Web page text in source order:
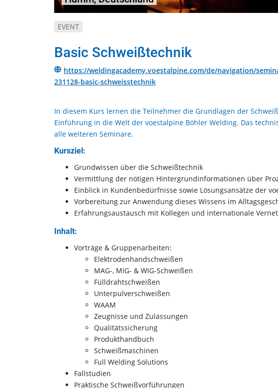
EVENT
Basic Schweißtechnik
https://weldingacademy.voestalpine.com/de/navigation/
231128-basic-schweisstechnik
In diesem Kurs lernen die Teilnehmer die Grundlagen der
Einführung in die Welt der voestalpine Böhler Welding. Das
alle weiteren Seminare.
Kursziel:
Grundwissen über die Schweißtechnik
Vermittlung der nötigen Hintergrundinformationen über
Einblick in Kundenbedürfnisse sowie Lösungsansätze der
Vorbereitung zur Anwendung dieses Wissens im
Erfahrungsaustausch mit Kollegen und internationale
Inhalt:
Vorträge & Gruppenarbeiten:
Elektrodenhandschweißen
MAG-, MIG- & WIG-Schweißen
Fülldrahtschweißen
Unterpulverschweißen
WAAM
Zeugnisse und Zulassungen
Qualitätssicherung
Produkthandbuch​
Schweißmaschinen
Full Welding Solutions
Fallstudien
Praktische Schweißvorführungen